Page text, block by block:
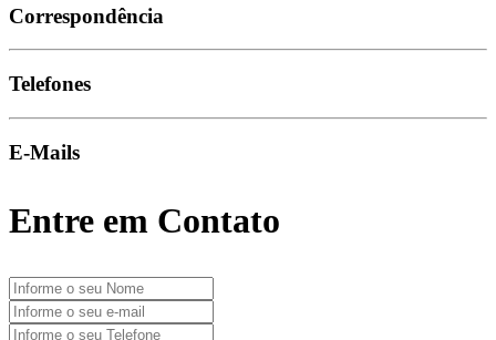
Correspondência
Telefones
E-Mails
Entre em Contato